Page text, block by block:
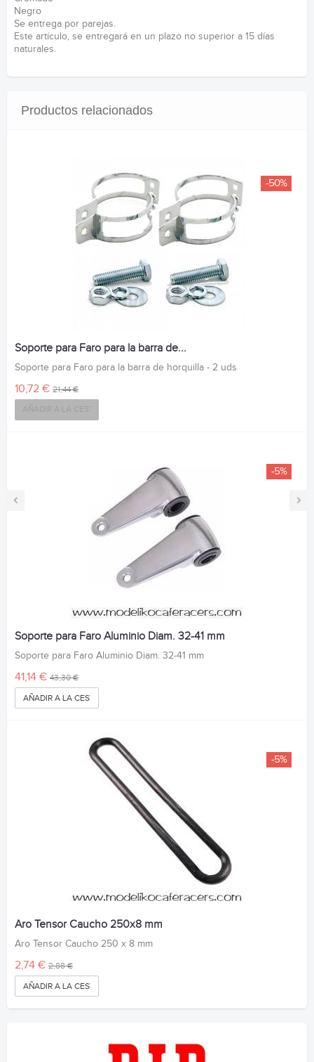
Negro
Se entrega por parejas.
Este artículo, se entregará en un plazo no superior a 15 días
naturales.
Productos relacionados
‹ ›
-50%
Soporte para Faro para la barra de...
Soporte para Faro para la barra de horquilla - 2 uds
10,72 € 21,44 €
AÑADIR A LA CESTA
-5%
Soporte para Faro Aluminio Diam. 32-41 mm
Soporte para Faro Aluminio Diam. 32-41 mm
41,14 € 43,30 €
AÑADIR A LA CESTA
-5%
Aro Tensor Caucho 250x8 mm
Aro Tensor Caucho 250 x 8 mm
2,74 € 2,88 €
AÑADIR A LA CESTA